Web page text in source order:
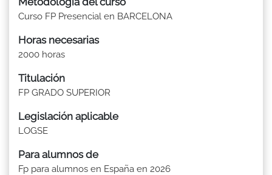
Curso FP Presencial en BARCELONA
Horas necesarias
2000 horas
Titulación
FP GRADO SUPERIOR
Legislación aplicable
LOGSE
Para alumnos de
Fp para alumnos en España en 2026